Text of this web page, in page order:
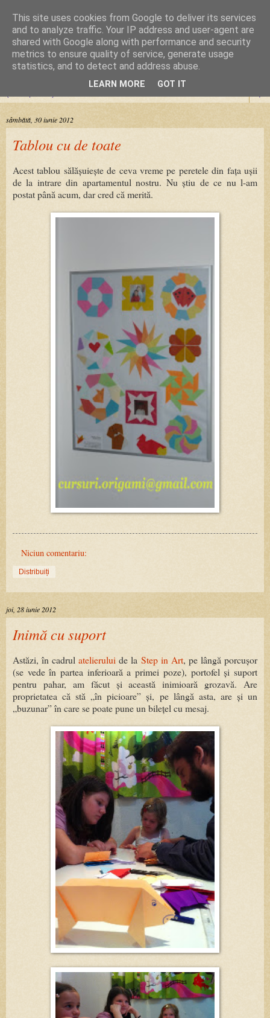
Cursuri Origami
Dragoste de la prima pliere
▼
sâmbătă, 30 iunie 2012
Tablou cu de toate
Acest tablou sălășuiește de ceva vreme pe peretele din fața ușii
de la intrare din apartamentul nostru. Nu știu de ce nu l-am
postat până acum, dar cred că merită.
Niciun comentariu:
Distribuiți
joi, 28 iunie 2012
Inimă cu suport
Astăzi, în cadrulatelierului de la Step in Art, pe lângă porcușor
(se vede în partea inferioară a primei poze), portofel și suport
pentru pahar, am făcut și această inimioară grozavă. Are
proprietatea că stă „în picioare” și, pe lângă asta, are și un
„buzunar” în care se poate pune un bilețel cu mesaj.
This site uses cookies from Google to deliver its services
and to analyze traffic. Your IP address and user-agent are
shared with Google along with performance and security
metrics to ensure quality of service, generate usage
statistics, and to detect and address abuse.
LEARN MORE GOT IT